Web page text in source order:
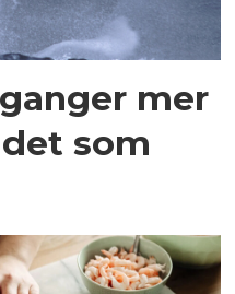
mer
som